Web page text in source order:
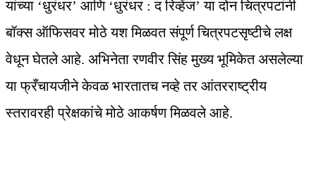
यांच्या ‘धुरंधर’ आणि ‘धुरंधर : द रिव्हेंज’ या दोन चित्रपटांनी
बॉक्स ऑफिसवर मोठे यश मिळवत संपूर्ण चित्रपटसृष्टीचे लक्ष
वेधून घेतले आहे. अभिनेता रणवीर सिंह मुख्य भूमिकेत असलेल्या
या फ्रँचायजीने केवळ भारतातच नव्हे तर आंतरराष्ट्रीय
स्तरावरही प्रेक्षकांचे मोठे आकर्षण मिळवले आहे.